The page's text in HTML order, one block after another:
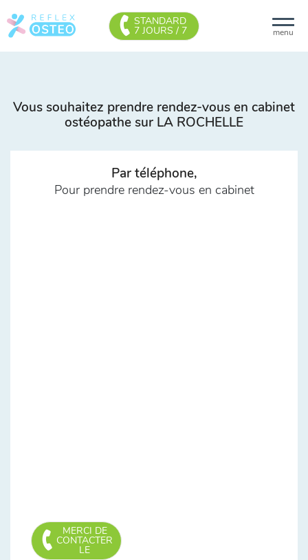
menu
STANDARD
7 JOURS / 7
Vous souhaitez prendre rendez-vous en cabinet
ostéopathe sur LA ROCHELLE
Par téléphone,
Pour prendre rendez-vous en cabinet
MERCI DE
CONTACTER
LE